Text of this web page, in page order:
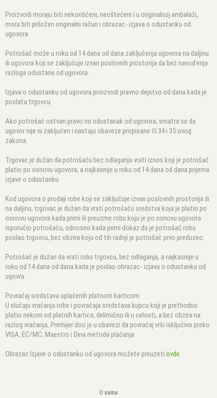
Proizvodi moraju biti nekorišćeni, neoštećeni i u originalnoj ambalaži,
mora biti priložen originalni račun i obrazac- izjava o odustanku od
ugovora.
Potrošač može u roku od 14 dana od dana zaključenja ugovora na daljinu
ili ugovora koji se zaključuje izvan poslovnih prostorija da bez navođenja
razloga odustane od ugovora.
Izjava o odustanku od ugovora proizvodi pravno dejstvo od dana kada je
poslata trgovcu.
Ako potrošač ostvari pravo na odustanak od ugovora, smatra se da
ugovor nije ni zaključen i nastaju obaveze propisane čl.34 i 35 ovog
zakona.
Trgovac je dužan da potrošaču bez odlaganja vrati iznos koji je potrošač
platio po osnovu ugovora, a najkasnije u roku od 14 dana od dana prijema
izjave o odustanku
Kod ugovora o prodaji robe koji se zaključuje izvan poslovnih prostorija ili
na daljinu, trgovac je dužan da vrati potrošaču sredstva koja je platio po
osnovu ugovora kada primi ili preuzme robu koju je po osnovu ugovora
isporučio potrošaču, odnosno kada primi dokaz da je potrošač robu
poslao trgovcu, bez obzira koju od tih radnji je potrošač prvo preduzeo.
Potrošač je dužan da vrati robu trgovcu, bez odlaganja, a najkasnije u
roku od 14 dana od dana kada je poslao obrazac- izjavu o odustanku od
ugovra.
Povraćaj sredstava uplaćenih platnom karticom
U slučaju vraćanja robe i povraćaja sredstava kupcu koji je prethodno
platio nekom od platnih kartica, delimično ili u celosti, a bez obzira na
razlog vraćanja, Premijer doo je u obavezi da povraćaj vrši isključivo preko
VISA, EC/MC, Maestro i Dina metoda plaćanja.
Obrazac Izjave o odustanku od ugovora možete preuzetiovde.
O nama